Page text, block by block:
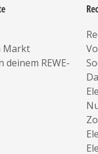
Markt
deinem REWE-